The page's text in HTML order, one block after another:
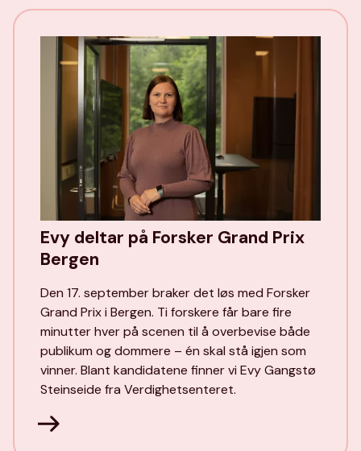
Evy deltar på Forsker Grand Prix
Bergen
Den 17. september braker det løs med Forsker
Grand Prix i Bergen. Ti forskere får bare fire
minutter hver på scenen til å overbevise både
publikum og dommere – én skal stå igjen som
vinner. Blant kandidatene finner vi Evy Gangstø
Steinseide fra Verdighetsenteret.